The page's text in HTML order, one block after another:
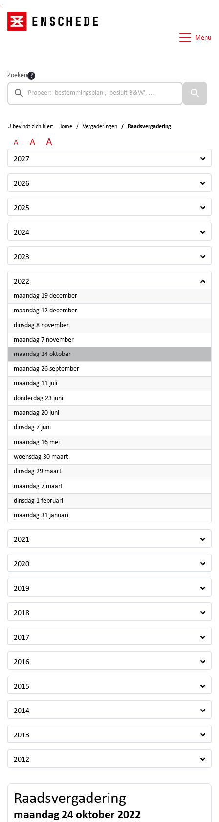
Menu
Zoeken
U bevindt zich hier: Home Vergaderingen Raadsvergadering
A A A
2027
2026
2025
2024
2023
2022
maandag 19 december2022
maandag 12 december2022
dinsdag 8 november2022
maandag 7 november2022
maandag 24 oktober2022
maandag 26 september2022
maandag 11 juli2022
donderdag 23 juni2022
maandag 20 juni2022
dinsdag 7 juni2022
maandag 16 mei2022
woensdag 30 maart2022
dinsdag 29 maart2022
maandag 7 maart2022
dinsdag 1 februari2022
maandag 31 januari2022
2021
2020
2019
2018
2017
2016
2015
2014
2013
2012
Raadsvergadering
maandag 24 oktober 2022